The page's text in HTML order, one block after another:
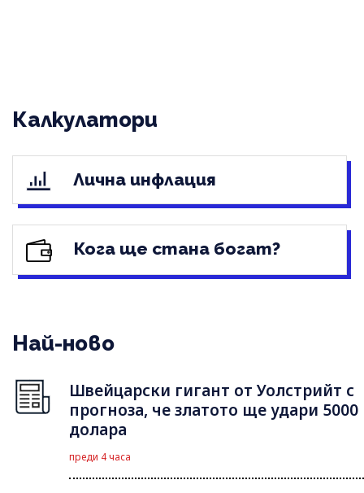
Калкулатори
Лична инфлация
Кога ще стана богат?
Най-ново
Швейцарски гигант от Уолстрийт с
прогноза, че златото ще удари 5000
долара
преди 4 часа